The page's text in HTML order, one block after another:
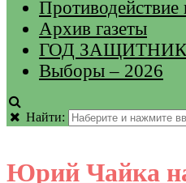
Противодействие
Архив газеты
ГОД
Выборы – 2026
Найти:
Юрий Чайка